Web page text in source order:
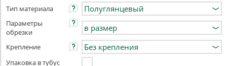
Тип материала
Параметры
обрезки
Крепление
Упаковка в тубус